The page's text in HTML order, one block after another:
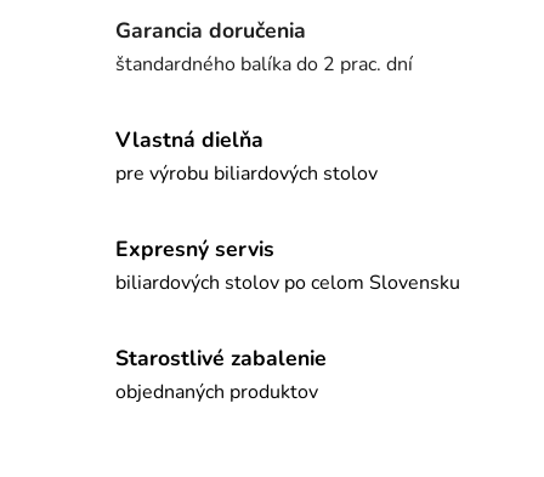
Garancia doručenia
štandardného balíka do 2 prac. dní
Vlastná dielňa
pre výrobu biliardových stolov
Expresný servis
biliardových stolov po celom Slovensku
Starostlivé zabalenie
objednaných produktov